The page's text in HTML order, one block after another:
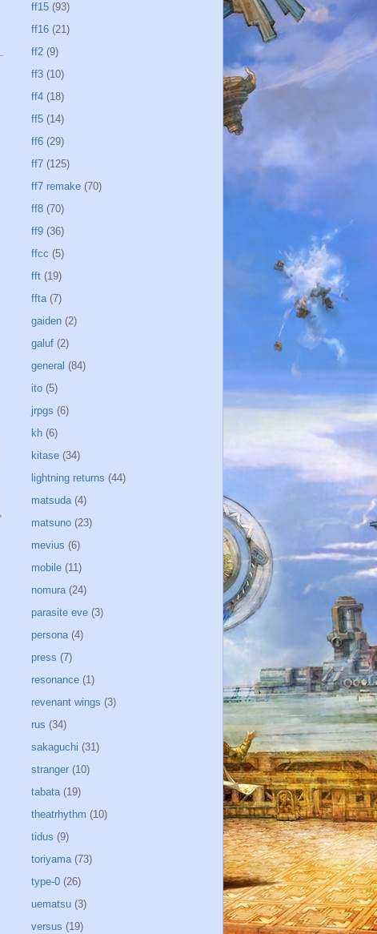
ff15 (93)
ff16 (21)
ff2 (9)
ff3 (10)
ff4 (18)
ff5 (14)
ff6 (29)
ff7 (125)
ff7 remake (70)
ff8 (70)
ff9 (36)
ffcc (5)
fft (19)
ffta (7)
gaiden (2)
galuf (2)
general (84)
ito (5)
jrpgs (6)
kh (6)
kitase (34)
lightning returns (44)
matsuda (4)
matsuno (23)
mevius (6)
mobile (11)
nomura (24)
parasite eve (3)
persona (4)
press (7)
resonance (1)
revenant wings (3)
rus (34)
sakaguchi (31)
stranger (10)
tabata (19)
theatrhythm (10)
tidus (9)
toriyama (73)
type-0 (26)
uematsu (3)
versus (19)